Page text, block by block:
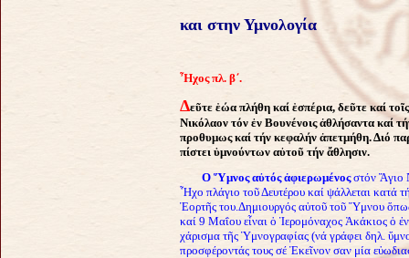
και στην Υμνολογία
Ἦχος πλ. β΄.
Δεῦτε ἑώα πλήθη καί ἑσπέρια, δεῦτε καί
Νικόλαον τόν ἐν Βουνένοις ἀθλήσαντα καί
προθυμως καί τήν κεφαλήν ἀπετμήθη. Διό
πίστει ὑμνούντων αὐτοῦ τήν ἄθλησιν.
Ο Ὕμνος αὐτός ἀφιερωμένοςστόν Ἅγιο
Ἦχο πλάγιο τοῦ Δευτέρου καί ψάλλεται κατά
Ἑορτῆς του. Δημιουργός αὐτοῦ τοῦ Ὕμνου
καί 9 Μαΐου εἶναι ὁ Ἱερομόναχος Ἀκάκιος ὁ
χάρισμα τῆς Ὑμνογραφίας (νά γράφει δηλ.
προσφέροντάς τους σέ Ἐκεῖνον σαν μία